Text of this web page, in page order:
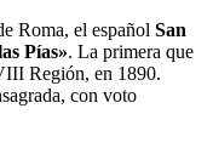
Roma, el español San
Pías». La primera que
Región, en 1890.
con voto